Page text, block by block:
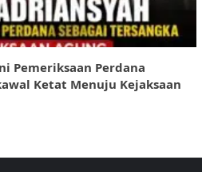
Pemeriksaan Perdana
Ketat Menuju Kejaksaan